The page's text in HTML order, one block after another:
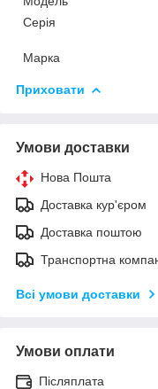
Серія
Марка
Приховати
Умови доставки
Нова Пошта
Доставка кур'єром
Доставка поштою
Транспортна
Всі умови доставки
Умови оплати
Післяплата